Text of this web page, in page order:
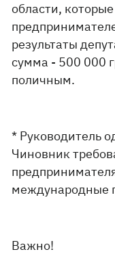
области,
результаты
сумма - 500 000
поличным.
* Руководитель
Чиновник
международные
Важно!